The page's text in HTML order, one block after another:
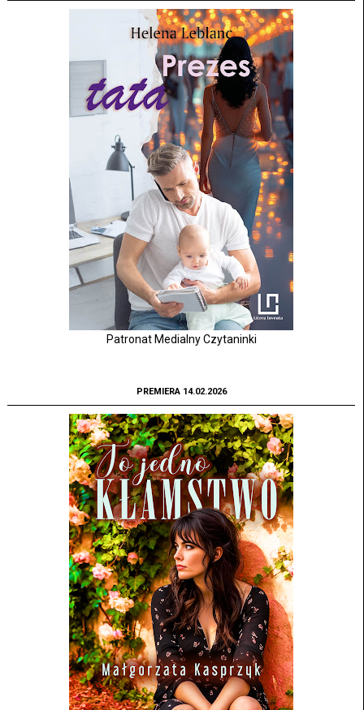
Patronat Medialny Czytaninki
PREMIERA 14.02.2026